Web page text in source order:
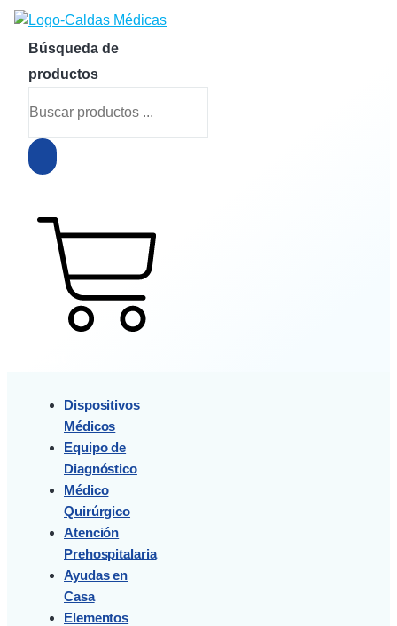
Búsqueda de
productos
Dispositivos
Médicos
Equipo de
Diagnóstico
Médico
Quirúrgico
Atención
Prehospitalaria
Ayudas en
Casa
Elementos